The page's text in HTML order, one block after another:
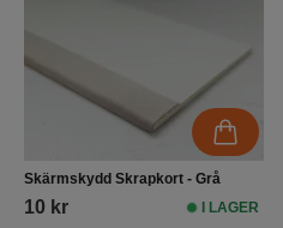
Skärmskydd Skrapkort - Grå
10 kr I LAGER